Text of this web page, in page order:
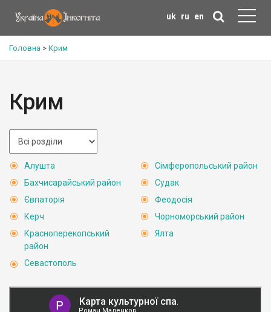
uk ru en
Головна > Крим
Крим
Алушта
Бахчисарайський район
Євпаторія
Керч
Красноперекопський
район
Севастополь
Сімферопольський район
Судак
Феодосія
Чорноморський район
Ялта